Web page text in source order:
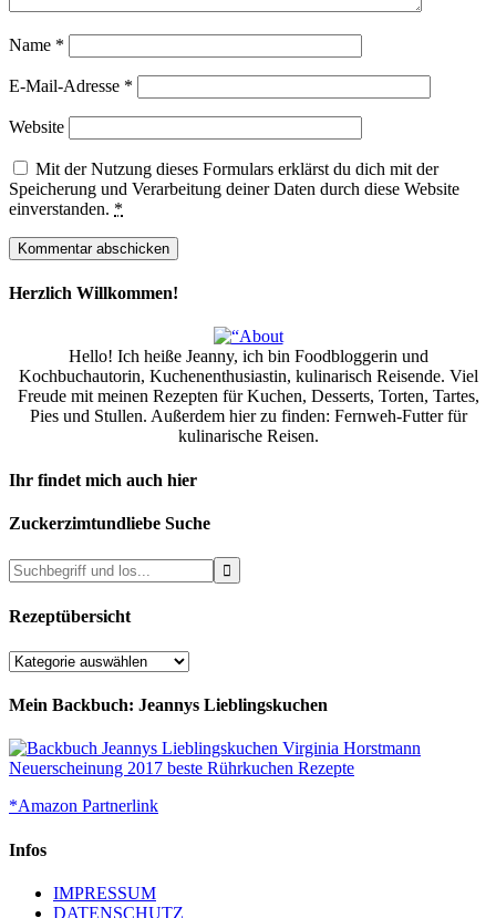
Name *
E-Mail-Adresse *
Website
Mit der Nutzung dieses Formulars erklärst du dich mit der
Speicherung und Verarbeitung deiner Daten durch diese Website
einverstanden. *
Herzlich Willkommen!
Hello! Ich heiße Jeanny, ich bin Foodbloggerin und
Kochbuchautorin, Kuchenenthusiastin, kulinarisch Reisende. Viel
Freude mit meinen Rezepten für Kuchen, Desserts, Torten, Tartes,
Pies und Stullen. Außerdem hier zu finden: Fernweh-Futter für
kulinarische Reisen.
Ihr findet mich auch hier
Zuckerzimtundliebe Suche
Rezeptübersicht
Rezeptübersicht
Mein Backbuch: Jeannys Lieblingskuchen
*Amazon Partnerlink
Infos
IMPRESSUM
DATENSCHUTZ